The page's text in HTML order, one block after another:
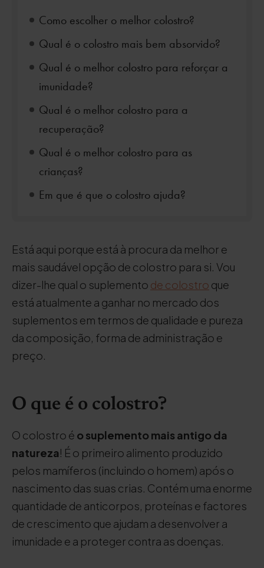
Como escolher o melhor colostro?
Qual é o colostro mais bem absorvido?
Qual é o melhor colostro para reforçar a
imunidade?
Qual é o melhor colostro para a
recuperação?
Qual é o melhor colostro para as
crianças?
Em que é que o colostro ajuda?
Está aqui porque está à procura da melhor e
mais saudável opção de colostro para si. Vou
dizer-lhe qual o suplemento de colostro que
está atualmente a ganhar no mercado dos
suplementos em termos de qualidade e pureza
da composição, forma de administração e
preço.
O que é o colostro?
O colostro é o suplemento mais antigo da
natureza! É o primeiro alimento produzido
pelos mamíferos (incluindo o homem) após o
nascimento das suas crias. Contém uma enorme
quantidade de anticorpos, proteínas e factores
de crescimento que ajudam a desenvolver a
imunidade e a proteger contra as doenças.